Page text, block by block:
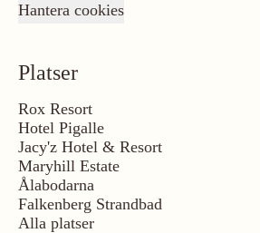
Hantera cookies
Platser
Rox Resort
Hotel Pigalle
Jacy'z Hotel & Resort
Maryhill Estate
Ålabodarna
Falkenberg Strandbad
Alla platser